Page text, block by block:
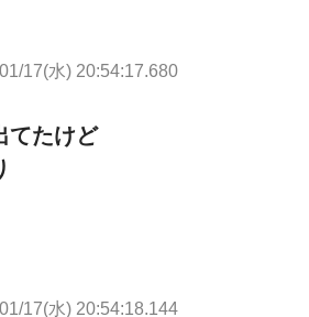
17(水) 20:54:17.680
てたけど
17(水) 20:54:18.144